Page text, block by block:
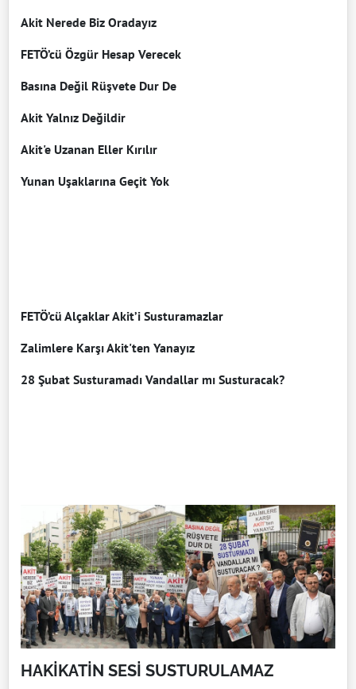
Akit Nerede Biz Oradayız
FETÖ’cü Özgür Hesap Verecek
Basına Değil Rüşvete Dur De
Akit Yalnız Değildir
Akit'e Uzanan Eller Kırılır
Yunan Uşaklarına Geçit Yok
FETÖ’cü Alçaklar Akit’i Susturamazlar
Zalimlere Karşı Akit'ten Yanayız
28 Şubat Susturamadı Vandallar mı Susturacak?
HAKİKATİN SESİ SUSTURULAMAZ